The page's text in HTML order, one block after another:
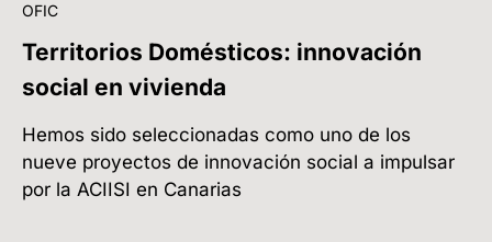
OFIC
Territorios Domésticos: innovación
social en vivienda
Hemos sido seleccionadas como uno de los
nueve proyectos de innovación social a impulsar
por la ACIISI en Canarias